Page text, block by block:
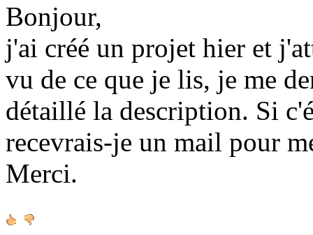
Bonjour,
j'ai créé un projet hier et
vu de ce que je lis, je me
détaillé la description. Si
recevrais-je un mail pour
Merci.